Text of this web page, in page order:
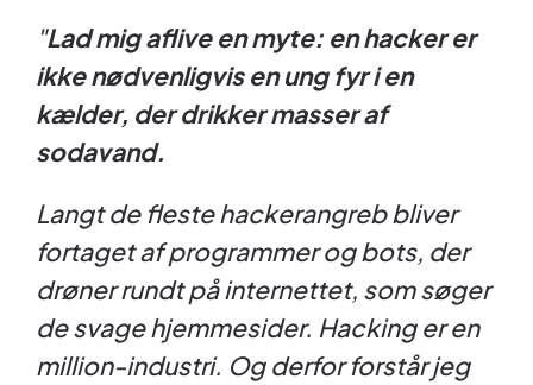
"Lad mig aflive en myte: en hacker er
ikke nødvenligvis en ung fyr i en
kælder, der drikker masser af
sodavand.
Langt de fleste hackerangreb bliver
fortaget af programmer og bots, der
drøner rundt på internettet, som søger
de svage hjemmesider. Hacking er en
million-industri. Og derfor forstår jeg